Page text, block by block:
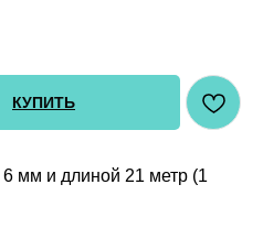
КУПИТЬ
мм и длиной 21 метр (1